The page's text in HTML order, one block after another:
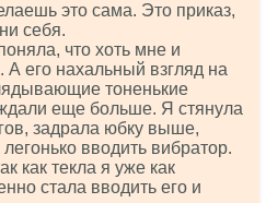
это сама. Это приказ,
себя.
что хоть мне и
А его нахальный взгляд на
тоненькие
еще больше. Я стянула
задрала юбку выше,
вводить вибратор.
как текла я уже как
стала вводить его и